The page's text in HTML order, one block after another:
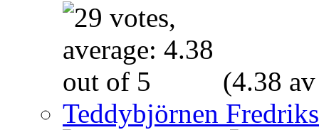
(4.38
Teddybjörnen